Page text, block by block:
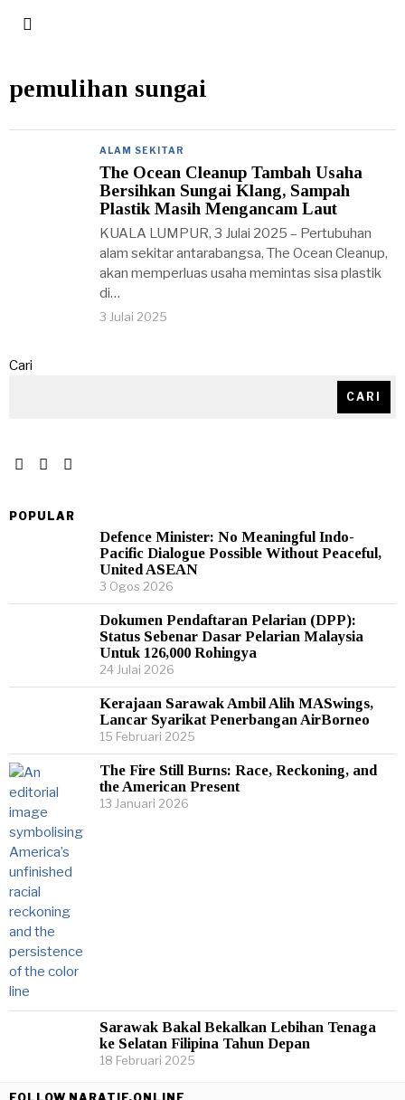
pemulihan sungai
ALAM SEKITAR
The Ocean Cleanup Tambah Usaha
Bersihkan Sungai Klang, Sampah
Plastik Masih Mengancam Laut
KUALA LUMPUR, 3 Julai 2025 – Pertubuhan
alam sekitar antarabangsa, The Ocean Cleanup,
akan memperluas usaha memintas sisa plastik
di…
3 Julai 2025
Cari
CARI
POPULAR
Defence Minister: No Meaningful Indo-
Pacific Dialogue Possible Without Peaceful,
United ASEAN
3 Ogos 2026
Dokumen Pendaftaran Pelarian (DPP):
Status Sebenar Dasar Pelarian Malaysia
Untuk 126,000 Rohingya
24 Julai 2026
Kerajaan Sarawak Ambil Alih MASwings,
Lancar Syarikat Penerbangan AirBorneo
15 Februari 2025
The Fire Still Burns: Race, Reckoning, and
the American Present
13 Januari 2026
Sarawak Bakal Bekalkan Lebihan Tenaga
ke Selatan Filipina Tahun Depan
18 Februari 2025